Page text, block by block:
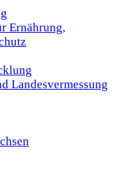
Ernährung,
Landesvermessung